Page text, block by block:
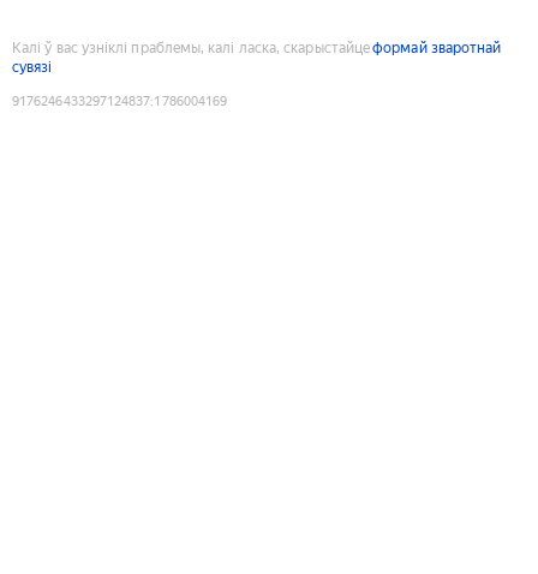
Калі ў вас узніклі праблемы, калі ласка, скарыстайцеформай зваротнай
сувязі
9176246433297124837:1786004169